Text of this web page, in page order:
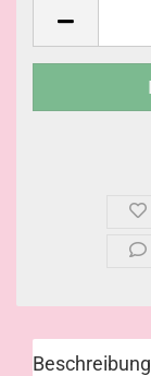
Beschreibung